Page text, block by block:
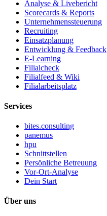
Analyse & Livebericht
Scorecards & Reports
Unternehmenssteuerung
Recruiting
Einsatzplanung
Entwicklung & Feedback
E-Learning
Filialcheck
Filialfeed & Wiki
Filialarbeitsplatz
Services
bites.consulting
panemus
hpu
Schnittstellen
Persönliche Betreuung
Vor-Ort-Analyse
Dein Start
Über uns